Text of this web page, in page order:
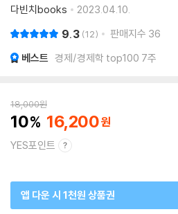
다빈치books
2023.04.10.
9.3 12 판매지수 36
베스트 경제/경제학 top100 7주
18,000원
10 16,200
YES포인트
앱 다운 시 1천원 상품권